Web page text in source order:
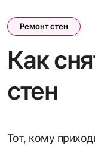
Ремонт стен
Как
стен
Тот, кому приходилось самостоятельно выполнять